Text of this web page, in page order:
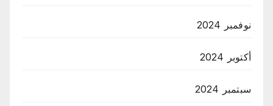
نوفمبر 2024
أكتوبر 2024
سبتمبر 2024